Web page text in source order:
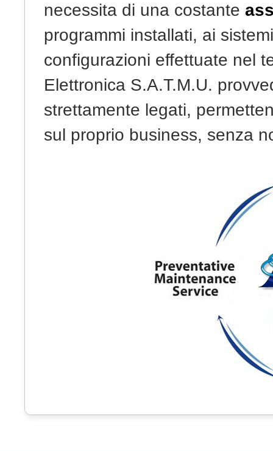
necessita di una costante
programmi installati, ai
configurazioni effettuate nel
Elettronica S.A.T.M.U.
strettamente legati,
sul proprio business, senza